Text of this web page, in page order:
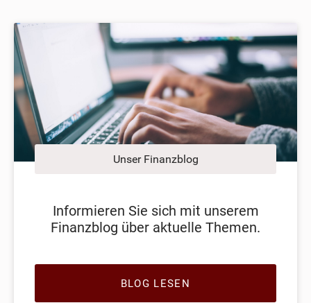
Unser Finanzblog
Informieren Sie sich mit unserem
Finanzblog über aktuelle Themen.
BLOG LESEN